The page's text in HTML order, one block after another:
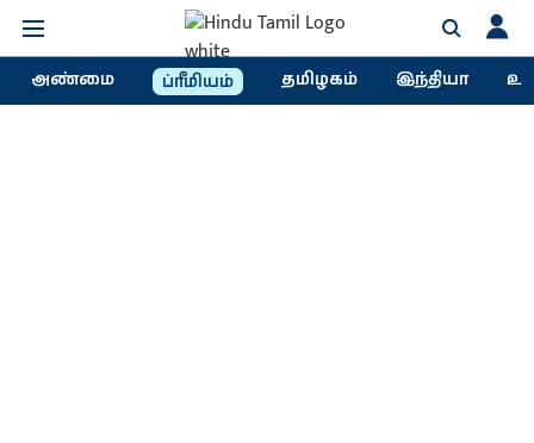
அண்மை ப்ரீமியம் தமிழகம் இந்தியா